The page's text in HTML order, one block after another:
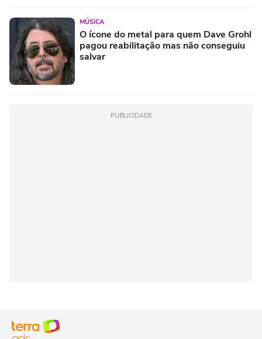
MÚSICA
O ícone do metal para quem Dave Grohl
pagou reabilitação mas não conseguiu
salvar
PUBLICIDADE